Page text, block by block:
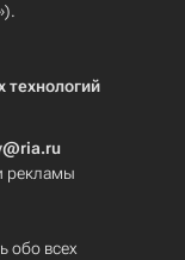
рекламы
обо всех